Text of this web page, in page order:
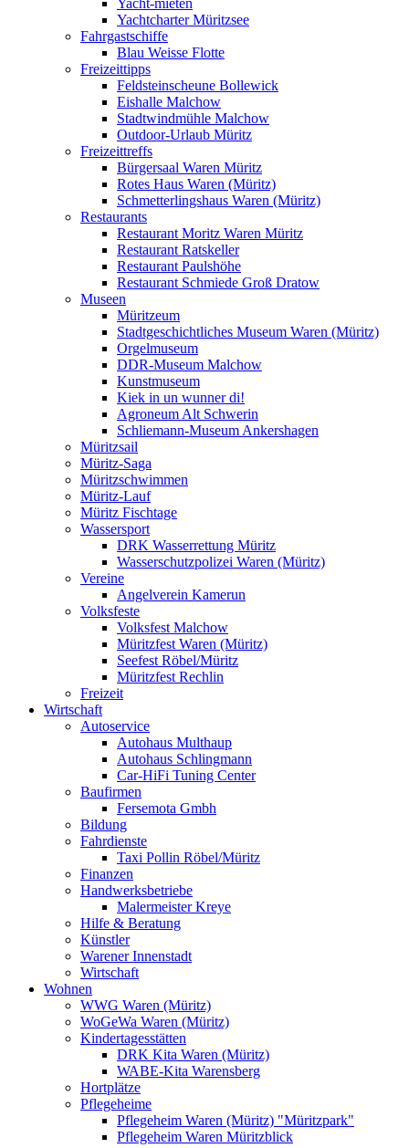
Yachtcharter Müritzsee
Fahrgastschiffe
Blau Weisse Flotte
Freizeittipps
Feldsteinscheune Bollewick
Eishalle Malchow
Stadtwindmühle Malchow
Outdoor-Urlaub Müritz
Freizeittreffs
Bürgersaal Waren Müritz
Rotes Haus Waren (Müritz)
Schmetterlingshaus Waren (Müritz)
Restaurants
Restaurant Moritz Waren Müritz
Restaurant Ratskeller
Restaurant Paulshöhe
Restaurant Schmiede Groß Dratow
Museen
Müritzeum
Stadtgeschichtliches Museum Waren (Müritz)
Orgelmuseum
DDR-Museum Malchow
Kunstmuseum
Kiek in un wunner di!
Agroneum Alt Schwerin
Schliemann-Museum Ankershagen
Müritzsail
Müritz-Saga
Müritzschwimmen
Müritz-Lauf
Müritz Fischtage
Wassersport
DRK Wasserrettung Müritz
Wasserschutzpolizei Waren (Müritz)
Vereine
Angelverein Kamerun
Volksfeste
Volksfest Malchow
Müritzfest Waren (Müritz)
Seefest Röbel/Müritz
Müritzfest Rechlin
Freizeit
Wirtschaft
Autoservice
Autohaus Multhaup
Autohaus Schlingmann
Car-HiFi Tuning Center
Baufirmen
Fersemota Gmbh
Bildung
Fahrdienste
Taxi Pollin Röbel/Müritz
Finanzen
Handwerksbetriebe
Malermeister Kreye
Hilfe & Beratung
Künstler
Warener Innenstadt
Wirtschaft
Wohnen
WWG Waren (Müritz)
WoGeWa Waren (Müritz)
Kindertagesstätten
DRK Kita Waren (Müritz)
WABE-Kita Warensberg
Hortplätze
Pflegeheime
Pflegeheim Waren (Müritz) "Müritzpark"
Pflegeheim Waren Müritzblick